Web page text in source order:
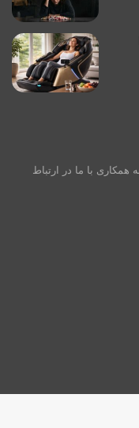
با ما در ارتباط